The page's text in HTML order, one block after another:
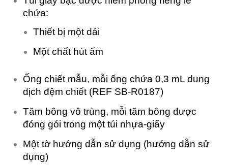
chứa:
Thiết bị một dải
Một chất hút ẩm
Ống chiết mẫu, mỗi ống chứa 0,3 mL dung
dịch đệm chiết (REF SB-R0187)
Tăm bông vô trùng, mỗi tăm bông được
đóng gói trong một túi nhựa-giấy
Một tờ hướng dẫn sử dụng (hướng dẫn sử
dụng)